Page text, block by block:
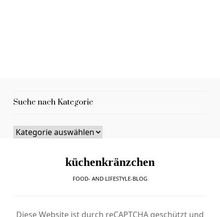
Suche nach Kategorie
küchenkränzchen
FOOD- AND LIFESTYLE-BLOG
Diese Website ist durch reCAPTCHA geschützt und